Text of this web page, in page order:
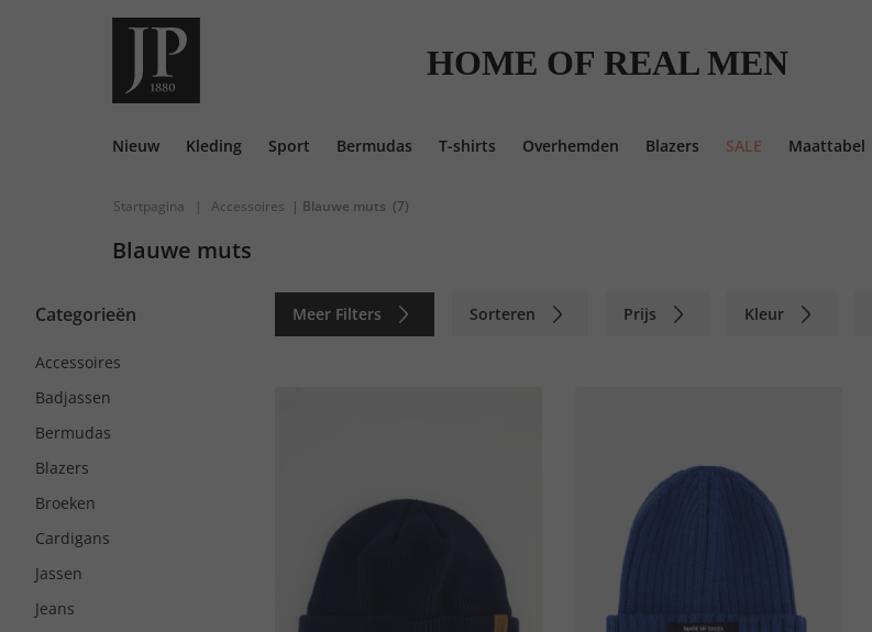
HOME OF REAL MEN
Nieuw Kleding Sport Bermudas T-shirts Overhemden Blazers SALE Maattabel
Startpagina | Accessoires | Blauwe muts (7)
Blauwe muts
Categorieën Meer Filters Sorteren Prijs Kleur
Accessoires
Badjassen
Bermudas
Blazers
Broeken
Cardigans
Jassen
Jeans